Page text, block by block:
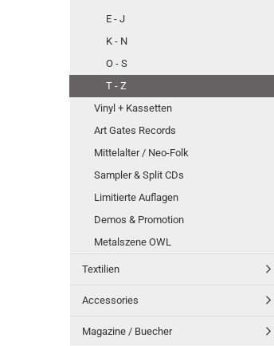
E - J
K - N
O - S
T - Z
Vinyl + Kassetten
Art Gates Records
Mittelalter / Neo-Folk
Sampler & Split CDs
Limitierte Auflagen
Demos & Promotion
Metalszene OWL
Textilien
Accessories
Magazine / Buecher